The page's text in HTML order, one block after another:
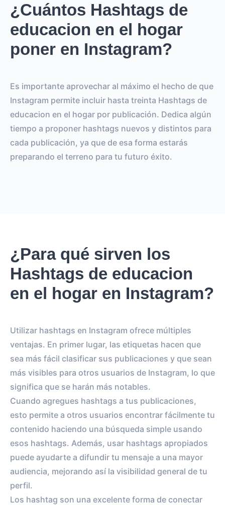
¿Cuántos Hashtags de
educacion en el hogar
poner en Instagram?
Es importante aprovechar al máximo el hecho de que
Instagram permite incluir hasta treinta Hashtags de
educacion en el hogar por publicación. Dedica algún
tiempo a proponer hashtags nuevos y distintos para
cada publicación, ya que de esa forma estarás
preparando el terreno para tu futuro éxito.
¿Para qué sirven los
Hashtags de educacion
en el hogar en Instagram?
Utilizar hashtags en Instagram ofrece múltiples
ventajas. En primer lugar, las etiquetas hacen que
sea más fácil clasificar sus publicaciones y que sean
más visibles para otros usuarios de Instagram, lo que
significa que se harán más notables.
Cuando agregues hashtags a tus publicaciones,
esto permite a otros usuarios encontrar fácilmente tu
contenido haciendo una búsqueda simple usando
esos hashtags. Además, usar hashtags apropiados
puede ayudarte a difundir tu mensaje a una mayor
audiencia, mejorando así la visibilidad general de tu
perfil.
Los hashtag son una excelente forma de conectar